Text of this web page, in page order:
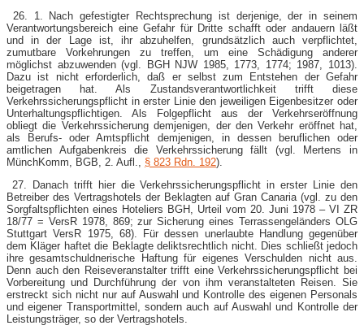
26. 1. Nach gefestigter Rechtsprechung ist derjenige, der in seinem
Verantwortungsbereich eine Gefahr für Dritte schafft oder andauern läßt
und in der Lage ist, ihr abzuhelfen, grundsätzlich auch verpflichtet,
zumutbare Vorkehrungen zu treffen, um eine Schädigung anderer
möglichst abzuwenden (vgl. BGH NJW 1985, 1773, 1774; 1987, 1013).
Dazu ist nicht erforderlich, daß er selbst zum Entstehen der Gefahr
beigetragen hat. Als Zustandsverantwortlichkeit trifft diese
Verkehrssicherungspflicht in erster Linie den jeweiligen Eigenbesitzer oder
Unterhaltungspflichtigen. Als Folgepflicht aus der Verkehrseröffnung
obliegt die Verkehrssicherung demjenigen, der den Verkehr eröffnet hat,
als Berufs- oder Amtspflicht demjenigen, in dessen beruflichen oder
amtlichen Aufgabenkreis die Verkehrssicherung fällt (vgl. Mertens in
MünchKomm, BGB, 2. Aufl., § 823 Rdn. 192).
27. Danach trifft hier die Verkehrssicherungspflicht in erster Linie den
Betreiber des Vertragshotels der Beklagten auf Gran Canaria (vgl. zu den
Sorgfaltspflichten eines Hoteliers BGH, Urteil vom 20. Juni 1978 – VI ZR
18/77 = VersR 1978, 869; zur Sicherung eines Terrassengeländers OLG
Stuttgart VersR 1975, 68). Für dessen unerlaubte Handlung gegenüber
dem Kläger haftet die Beklagte deliktsrechtlich nicht. Dies schließt jedoch
ihre gesamtschuldnerische Haftung für eigenes Verschulden nicht aus.
Denn auch den Reiseveranstalter trifft eine Verkehrssicherungspflicht bei
Vorbereitung und Durchführung der von ihm veranstalteten Reisen. Sie
erstreckt sich nicht nur auf Auswahl und Kontrolle des eigenen Personals
und eigener Transportmittel, sondern auch auf Auswahl und Kontrolle der
Leistungsträger, so der Vertragshotels.